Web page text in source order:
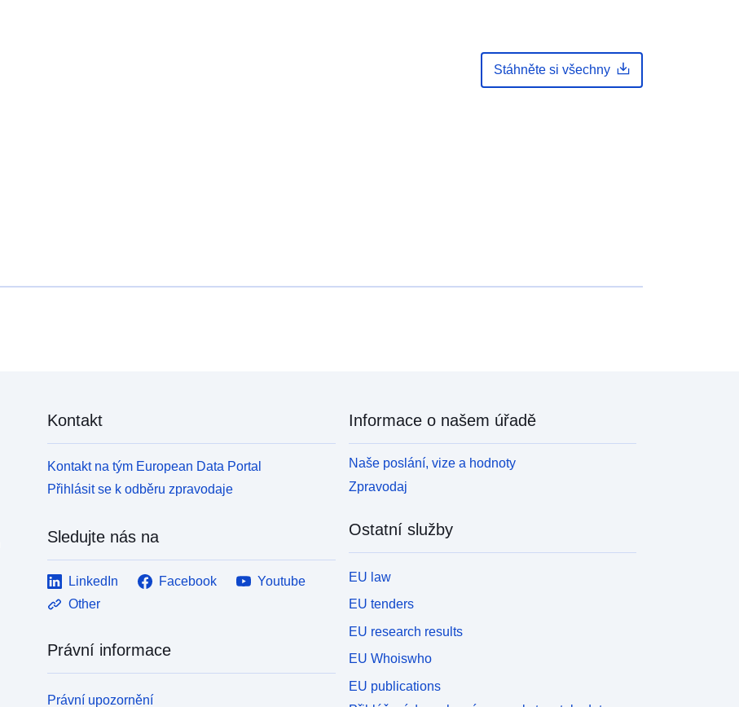
Stáhněte si všechny
Kontakt
Kontakt na tým European Data Portal
Přihlásit se k odběru zpravodaje
Sledujte nás na
LinkedIn Facebook
Youtube
Other
Právní informace
Právní upozornění
Informace o našem úřadě
Naše poslání, vize a hodnoty
Zpravodaj
Ostatní služby
EU law
EU tenders
EU research results
EU Whoiswho
EU publications